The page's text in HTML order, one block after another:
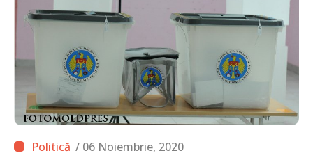
/ 06 Noiembrie, 2020